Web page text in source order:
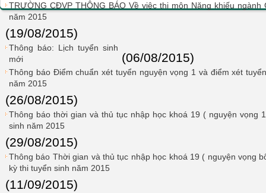
TRƯỜNG CĐVP THÔNG BÁO Về việc thi môn Năng khiếu
năm 2015
(19/08/2015)
Thông báo: Lịch tuyển sinh
mới
(06/08/2015)
Thông báo Điểm chuẩn xét tuyển nguyện vọng 1 và điểm xét
năm 2015
(26/08/2015)
Thông báo thời gian và thủ tục nhập học khoá 19 ( nguyện vọng
sinh năm 2015
(29/08/2015)
Thông báo Thời gian và thủ tục nhập học khoá 19 ( nguyện vọng
kỳ thi tuyển sinh năm 2015
(11/09/2015)